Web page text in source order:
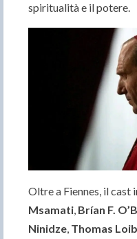
spiritualità e il potere.
Oltre a Fiennes, il cast
Msamati, Brían F.
Ninidze, Thomas